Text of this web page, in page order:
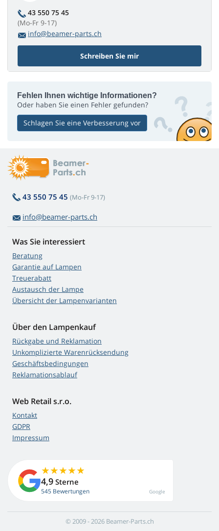
43 550 75 45
(Mo-Fr 9-17)
info@beamer-parts.ch
Schreiben Sie mir
Fehlen Ihnen wichtige Informationen?
Oder haben Sie einen Fehler gefunden?
Schlagen Sie eine Verbesserung vor
43 550 75 45 (Mo-Fr 9-17)
info@beamer-parts.ch
Was Sie interessiert
Beratung
Garantie auf Lampen
Treuerabatt
Austausch der Lampe
Übersicht der Lampenvarianten
Über den Lampenkauf
Rückgabe und Reklamation
Unkomplizierte Warenrücksendung
Geschäftsbedingungen
Reklamationsablauf
Web Retail s.r.o.
Kontakt
GDPR
Impressum
4,9 Sterne
545 Bewertungen Google
© 2009 - 2026 Beamer-Parts.ch